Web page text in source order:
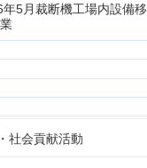
年5月裁断機工場内設備移
社会貢献活動